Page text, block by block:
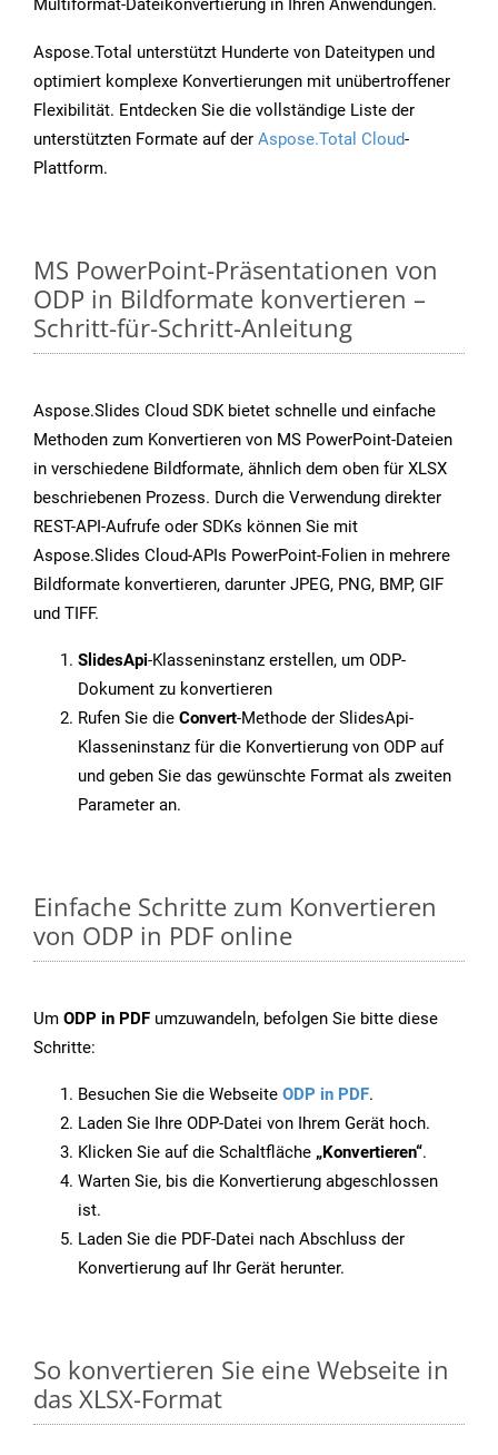
Multiformat-Dateikonvertierung in Ihren Anwendungen.
Aspose.Total unterstützt Hunderte von Dateitypen und
optimiert komplexe Konvertierungen mit unübertroffener
Flexibilität. Entdecken Sie die vollständige Liste der
unterstützten Formate auf der Aspose.Total Cloud-
Plattform.
MS PowerPoint-Präsentationen von
ODP in Bildformate konvertieren –
Schritt-für-Schritt-Anleitung
Aspose.Slides Cloud SDK bietet schnelle und einfache
Methoden zum Konvertieren von MS PowerPoint-Dateien
in verschiedene Bildformate, ähnlich dem oben für XLSX
beschriebenen Prozess. Durch die Verwendung direkter
REST-API-Aufrufe oder SDKs können Sie mit
Aspose.Slides Cloud-APIs PowerPoint-Folien in mehrere
Bildformate konvertieren, darunter JPEG, PNG, BMP, GIF
und TIFF.
SlidesApi-Klasseninstanz erstellen, um ODP-
Dokument zu konvertieren
Rufen Sie die Convert-Methode der SlidesApi-
Klasseninstanz für die Konvertierung von ODP auf
und geben Sie das gewünschte Format als zweiten
Parameter an.
Einfache Schritte zum Konvertieren
von ODP in PDF online
Um ODP in PDF umzuwandeln, befolgen Sie bitte diese
Schritte:
Besuchen Sie die Webseite ODP in PDF.
Laden Sie Ihre ODP-Datei von Ihrem Gerät hoch.
Klicken Sie auf die Schaltfläche „Konvertieren“.
Warten Sie, bis die Konvertierung abgeschlossen
ist.
Laden Sie die PDF-Datei nach Abschluss der
Konvertierung auf Ihr Gerät herunter.
So konvertieren Sie eine Webseite in
das XLSX-Format